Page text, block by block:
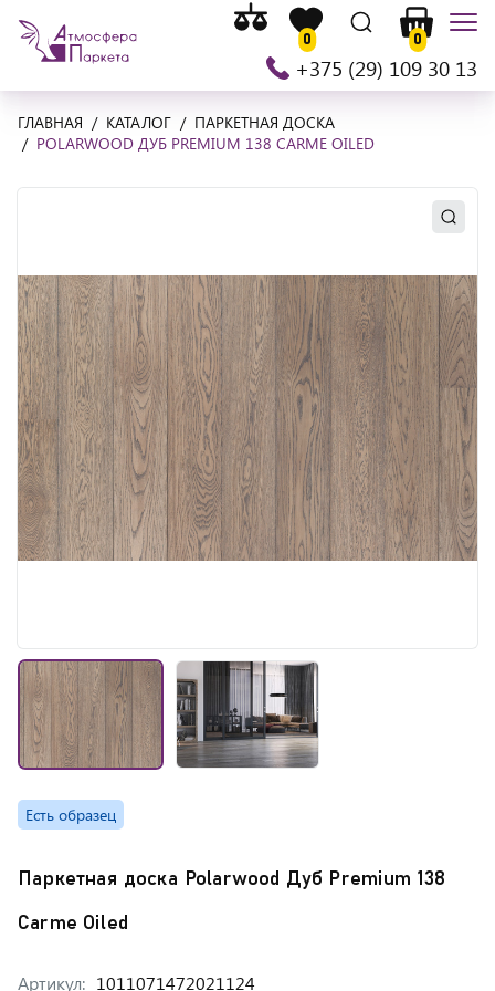
На
главную
+375 (29) 109 30 13
Список
сравненияСписок
желаемого
0 Поиск Корзина
0
ГЛАВНАЯ КАТАЛОГ
ПАРКЕТНАЯ ДОСКА
POLARWOOD ДУБ PREMIUM 138 CARME OILED
Есть образец
Паркетная доска Polarwood Дуб Premium 138
Carme Oiled
Артикул: 1011071472021124